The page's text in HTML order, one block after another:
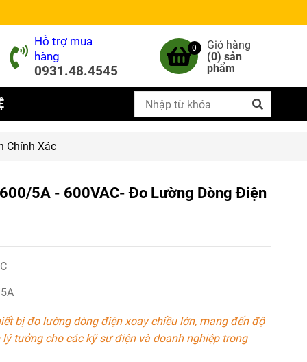
Hỗ trợ mua
hàng
0931.48.4545
0
Giỏ hàng
(0) sản
phẩm
Chính Xác
5A - 600VAC- Đo Lường Dòng Điện
bị đo lường dòng điện xoay chiều lớn, mang đến độ
tưởng cho các kỹ sư điện và doanh nghiệp trong